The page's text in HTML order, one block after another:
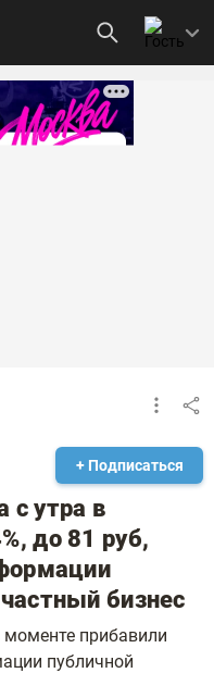
+ Подписаться
с утра в
до 81 руб,
бизнес
моменте прибавили
публичной